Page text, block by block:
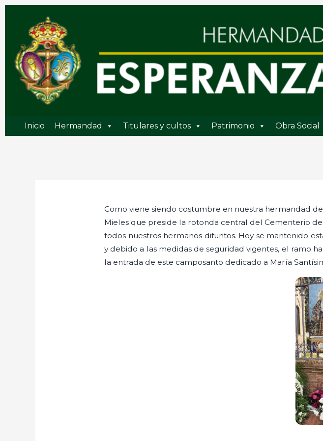
contenido
Inicio Hermandad Titulares y cultos Patrimonio Obra Social
Como viene siendo costumbre en nuestra hermandad
Mieles que preside la rotonda central del Cementerio
todos nuestros hermanos difuntos. Hoy se mantenido
y debido a las medidas de seguridad vigentes, el ramo
la entrada de este camposanto dedicado a María